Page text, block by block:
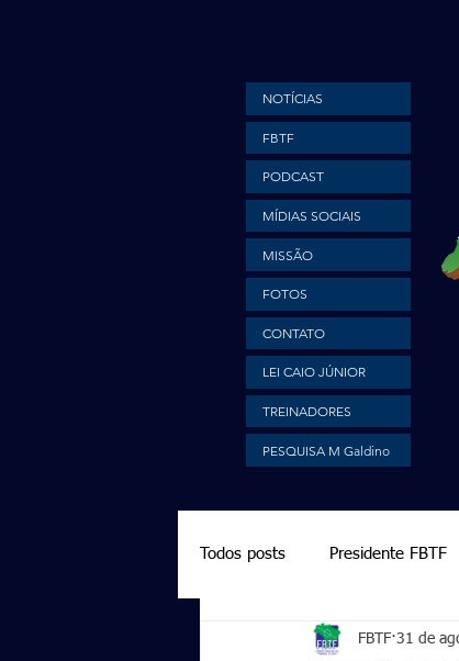
NOTÍCIAS
FBTF
PODCAST
MÍDIAS SOCIAIS
MISSÃO
FOTOS
CONTATO
LEI CAIO JÚNIOR
TREINADORES
PESQUISA M Galdino
Todos posts Presidente FBTF
Marcelo Salazar Palmieri
FBTF 31 de